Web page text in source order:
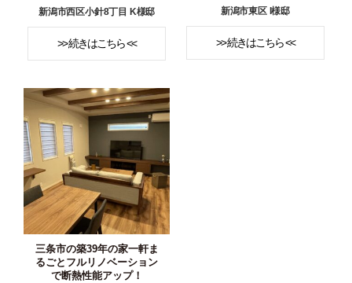
新潟市西区小針8丁目 K様邸
>> 続きはこちら <<
新潟市東区 I様邸
>> 続きはこちら <<
三条市の築39年の家一軒ま
るごとフルリノベーション
で断熱性能アップ！